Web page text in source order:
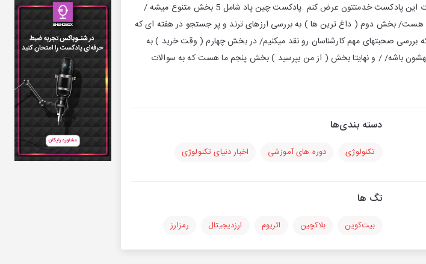
هست و در ابتدا میخوام یکسری توضیحات اولیه در مورد کلیات این پادکست خدمتتون عرض کنم .پادکست چین پاد شامل 5 بخش متنوع میشه /
هست/ بخش دوم ( داغ ترین ها ) به بررسی ارزهای ترند و پر جستجو در هفته ای که
صحبتهای مهم کارشناسان رو نقد میکنیم/ در بخش چهارم ( وقت خرید ) به
بهشون باشه/ / و نهایتا بخش ( از من بپرسید ) بخش پنجم ما هست که به سوالات
دسته بندی‌ها
تکنولوژی دوره های آموزشی اخبار دنیای تکنولوژی
تگ ها
بیت‌کوین بلاکچین اتریوم ارزدیجیتال رمزارز